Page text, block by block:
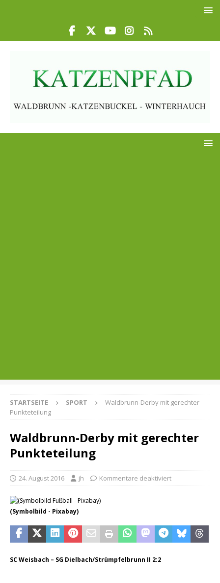
STARTSEITE SPORT
Waldbrunn-Derby mit gerechter
Punkteteilung
Waldbrunn-Derby mit gerechter
Punkteteilung
24. August 2016 jh Kommentare deaktiviert
(Symbolbild - Pixabay)
SC Weisbach – SG Dielbach/Strümpfelbrunn II 2:2